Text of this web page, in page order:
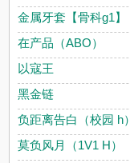
金属牙套【骨科g1】
在产品（ABO）
以寇王
黑金链
负距离告白（校园 h）
莫负风月（1V1 H）